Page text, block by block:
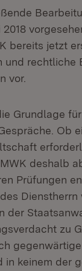
bereits jetzt
und rechtliche
vor.
Grundlage
Ob
deshalb
Prüfungen
Dienstherrn
der
zu
in keinem der